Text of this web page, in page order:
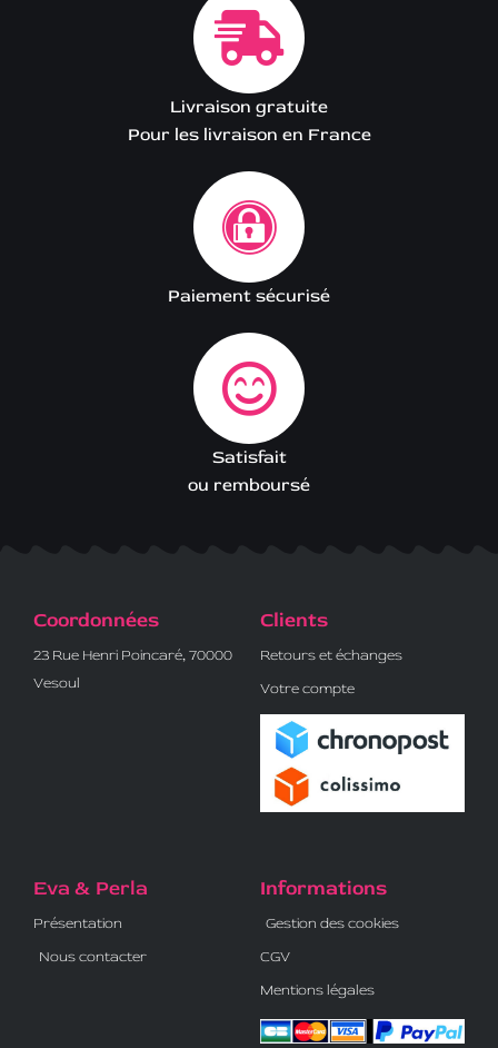
Livraison gratuite
Pour les livraison en France
Paiement sécurisé
Satisfait
ou remboursé
Coordonnées
23 Rue Henri Poincaré, 70000
Vesoul
Clients
Retours et échanges
Votre compte
Eva & Perla
Présentation
Nous contacter
Informations
Gestion des cookies
CGV
Mentions légales